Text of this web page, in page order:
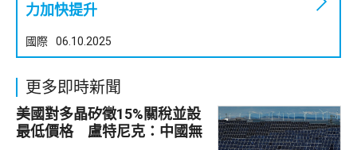
力加快提升
國際 06.10.2025
更多即時新聞
美國對多晶矽徵15%關稅並設
最低價格 盧特尼克：中國無